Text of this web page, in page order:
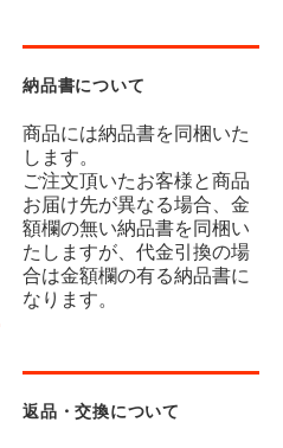
納品書について
商品には納品書を同梱いた
します。
ご注文頂いたお客様と商品
お届け先が異なる場合、金
額欄の無い納品書を同梱い
たしますが、代金引換の場
合は金額欄の有る納品書に
なります。
返品・交換について